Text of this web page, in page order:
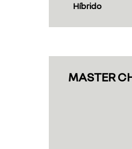
Híbrido
MASTER